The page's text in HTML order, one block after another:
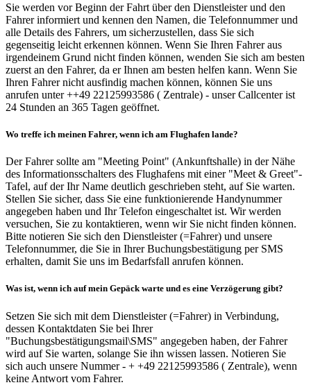
Sie werden vor Beginn der Fahrt über den Dienstleister und den
Fahrer informiert und kennen den Namen, die Telefonnummer und
alle Details des Fahrers, um sicherzustellen, dass Sie sich
gegenseitig leicht erkennen können. Wenn Sie Ihren Fahrer aus
irgendeinem Grund nicht finden können, wenden Sie sich am besten
zuerst an den Fahrer, da er Ihnen am besten helfen kann. Wenn Sie
Ihren Fahrer nicht ausfindig machen können, können Sie uns
anrufen unter ++49 22125993586 ( Zentrale) - unser Callcenter ist
24 Stunden an 365 Tagen geöffnet.
Wo treffe ich meinen Fahrer, wenn ich am Flughafen lande?
Der Fahrer sollte am "Meeting Point" (Ankunftshalle) in der Nähe
des Informationsschalters des Flughafens mit einer "Meet & Greet"-
Tafel, auf der Ihr Name deutlich geschrieben steht, auf Sie warten.
Stellen Sie sicher, dass Sie eine funktionierende Handynummer
angegeben haben und Ihr Telefon eingeschaltet ist. Wir werden
versuchen, Sie zu kontaktieren, wenn wir Sie nicht finden können.
Bitte notieren Sie sich den Dienstleister (=Fahrer) und unsere
Telefonnummer, die Sie in Ihrer Buchungsbestätigung per SMS
erhalten, damit Sie uns im Bedarfsfall anrufen können.
Was ist, wenn ich auf mein Gepäck warte und es eine Verzögerung gibt?
Setzen Sie sich mit dem Dienstleister (=Fahrer) in Verbindung,
dessen Kontaktdaten Sie bei Ihrer
"Buchungsbestätigungsmail\SMS" angegeben haben, der Fahrer
wird auf Sie warten, solange Sie ihn wissen lassen. Notieren Sie
sich auch unsere Nummer - + +49 22125993586 ( Zentrale), wenn
keine Antwort vom Fahrer.